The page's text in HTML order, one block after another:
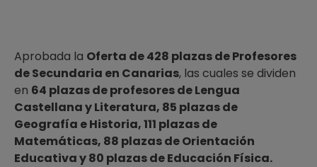
Aprobada la Oferta de 428 plazas de Profesores
de Secundaria en Canarias, las cuales se dividen
en 64 plazas de profesores de Lengua
Castellana y Literatura, 85 plazas de
Geografía e Historia, 111 plazas de
Matemáticas, 88 plazas de Orientación
Educativa y 80 plazas de Educación Física.